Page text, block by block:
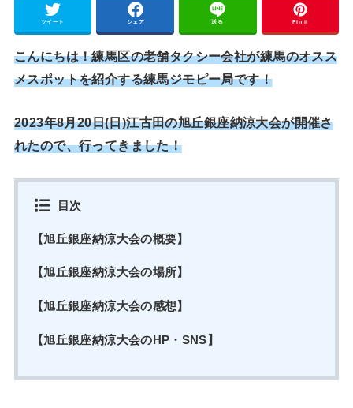
ツイート シェア 送る Pin it
こんにちは！練馬区の老舗タクシー会社が練馬のオスス
メスポットを紹介する練馬ジモピー局です！
2023年8月20日(日)江古田の旭丘銀座納涼大会が開催さ
れたので、行ってきました！
目次
【旭丘銀座納涼大会の概要】
【旭丘銀座納涼大会の場所】
【旭丘銀座納涼大会の感想】
【旭丘銀座納涼大会のHP・SNS】